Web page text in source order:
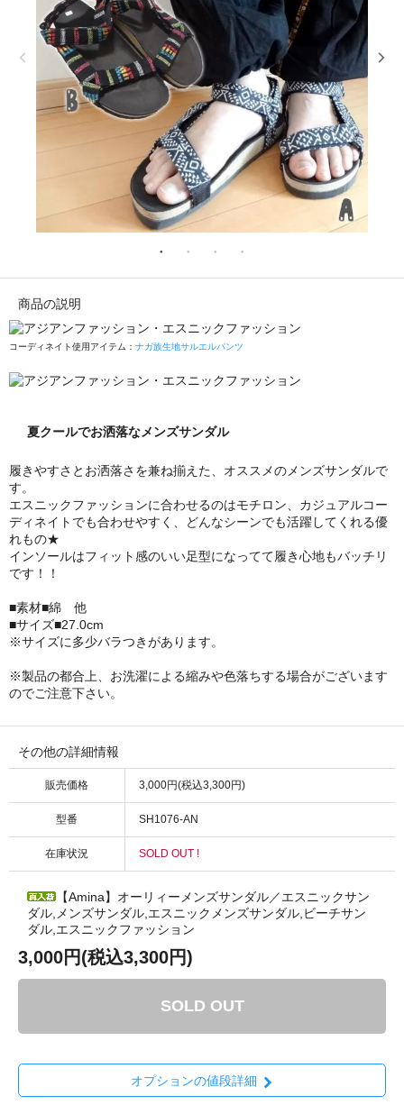
商品の説明
コーディネイト使用アイテム： ナガ族生地サルエルパンツ
夏クールでお洒落なメンズサンダル
履きやすさとお洒落さを兼ね揃えた、オススメのメンズサンダルで
す。
エスニックファッションに合わせるのはモチロン、カジュアルコー
ディネイトでも合わせやすく、どんなシーンでも活躍してくれる優
れもの★
インソールはフィット感のいい足型になってて履き心地もバッチリ
です！！
■素材■綿 他
■サイズ■27.0cm
※サイズに多少バラつきがあります。
※製品の都合上、お洗濯による縮みや色落ちする場合がございます
のでご注意下さい。
その他の詳細情報
販売価格 3,000円(税込3,300円)
型番 SH1076-AN
在庫状況 SOLD OUT !
【Amina】オーリィーメンズサンダル／エスニックサン
ダル,メンズサンダル,エスニックメンズサンダル,ビーチサン
ダル,エスニックファッション
3,000円(税込3,300円)
SOLD OUT
オプションの値段詳細